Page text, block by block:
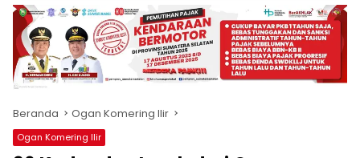
produk
antara
lain
mampu
menjadi
komunikasi
usaha
(beriklan),
Beranda Ogan Komering Ilir
Ogan Komering Ilir